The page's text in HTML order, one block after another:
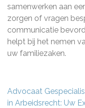
samenwerken aan
zorgen of vragen
communicatie
helpt bij het nemen
uw familiezaken.
Advocaat
in Arbeidsrecht: Uw